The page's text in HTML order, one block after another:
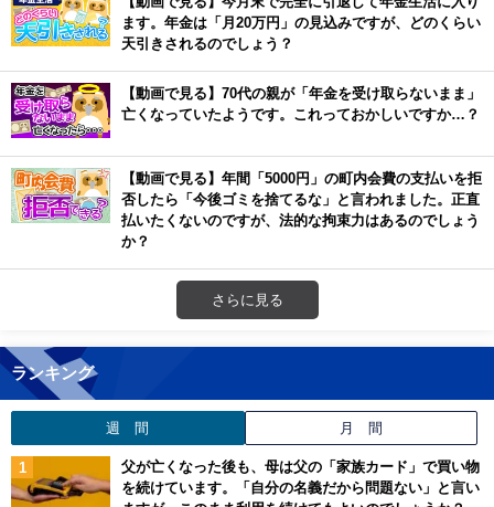
ます。年金は「月20万円」の見込みですが、どのくらい
天引きされるのでしょう？
【動画で見る】70代の親が「年金を受け取らないまま」
亡くなっていたようです。これっておかしいですか…？
【動画で見る】年間「5000円」の町内会費の支払いを拒
否したら「今後ゴミを捨てるな」と言われました。正直
払いたくないのですが、法的な拘束力はあるのでしょう
か？
さらに見る
ランキング
週 間 月 間
父が亡くなった後も、母は父の「家族カード」で買い物
を続けています。「自分の名義だから問題ない」と言い